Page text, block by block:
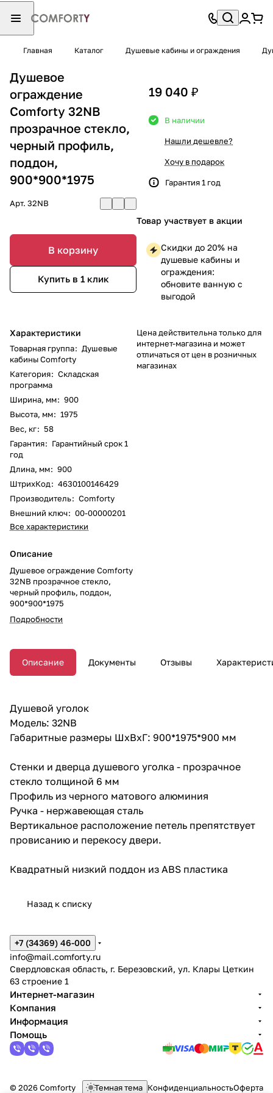
Главная Каталог Душевые кабины и ограждения
Душевое
ограждение
Comforty 32NB
прозрачное стекло,
черный профиль,
поддон,
900*900*1975
Арт. 32NB
В корзину
Купить в 1 клик
Характеристики
Товарная группа: Душевые
кабины Comforty
Категория: Складская
программа
Ширина, мм: 900
Высота, мм: 1975
Вес, кг: 58
Гарантия: Гарантийный срок 1
год
Длина, мм: 900
ШтрихКод: 4630100146429
Производитель: Comforty
Внешний ключ: 00-00000201
Все характеристики
Описание
Душевое ограждение Comforty
32NB прозрачное стекло,
черный профиль, поддон,
900*900*1975
Подробности
19 040 ₽
В наличии
Нашли дешевле?
Хочу в подарок
Гарантия 1 год
Товар участвует в акции
Скидки до 20% на
душевые кабины и
ограждения:
обновите ванную с
выгодой
Цена действительна только для
интернет-магазина и может
отличаться от цен в розничных
магазинах
Описание Документы Отзывы
Душевой уголок
Модель: 32NB
Габаритные размеры ШхВхГ: 900*1975*900 мм
Стенки и дверца душевого уголка - прозрачное
стекло толщиной 6 мм
Профиль из черного матового алюминия
Ручка - нержавеющая сталь
Вертикальное расположение петель препятствует
провисанию и перекосу двери.
Квадратный низкий поддон из ABS пластика
Назад к списку
+7 (34369) 46-000
info@mail.comforty.ru
Свердловская область, г. Березовский, ул. Клары Цеткин
63 строение 1
Интернет-магазин
Компания
Информация
Помощь
© 2026 Comforty Темная тема КонфиденциальностьОферта